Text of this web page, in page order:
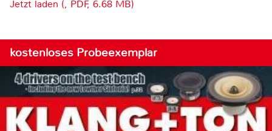
Jetzt laden (, PDF, 6.68 MB)
kostenloses Probeexemplar